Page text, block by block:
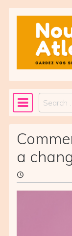
Skip to content
Main
Search
a